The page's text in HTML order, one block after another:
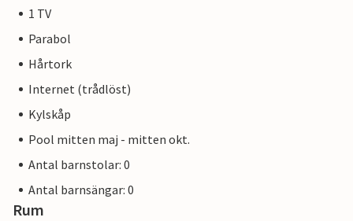
1 TV
Parabol
Hårtork
Internet (trådlöst)
Kylskåp
Pool mitten maj - mitten okt.
Antal barnstolar: 0
Antal barnsängar: 0
Rum